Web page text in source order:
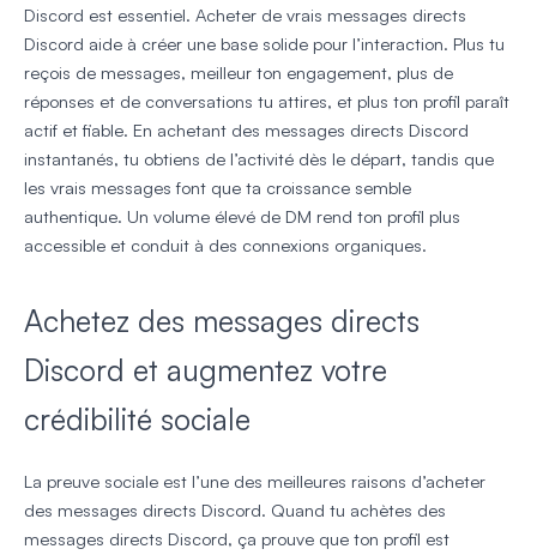
Discord est essentiel. Acheter de vrais messages directs
Discord aide à créer une base solide pour l’interaction. Plus tu
reçois de messages, meilleur ton engagement, plus de
réponses et de conversations tu attires, et plus ton profil paraît
actif et fiable. En achetant des messages directs Discord
instantanés, tu obtiens de l’activité dès le départ, tandis que
les vrais messages font que ta croissance semble
authentique. Un volume élevé de DM rend ton profil plus
accessible et conduit à des connexions organiques.
Achetez des messages directs
Discord et augmentez votre
crédibilité sociale
La preuve sociale est l’une des meilleures raisons d’acheter
des messages directs Discord. Quand tu achètes des
messages directs Discord, ça prouve que ton profil est